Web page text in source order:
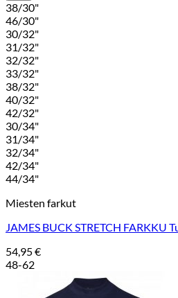
38/30"
46/30"
30/32"
31/32"
32/32"
33/32"
38/32"
40/32"
42/32"
30/34"
31/34"
32/34"
42/34"
44/34"
Miesten farkut
JAMES BUCK STRETCH FARKKU
54,95€
48-62